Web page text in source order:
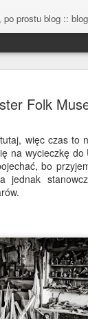
prostu blog ::
Folk
więc czas to
na wycieczkę
bo
jednak